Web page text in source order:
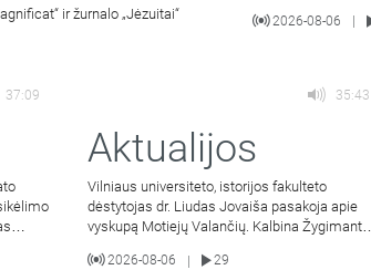
ir žurnalo „Jėzuitai“
2026-08-06
37:09 35:43
Aktualijos
Vilniaus universiteto, istorijos fakulteto
dėstytojas dr. Liudas Jovaiša pasakoja apie
vyskupą Motiejų Valančių. Kalbina Žygimantas
2026-08-06 | 29